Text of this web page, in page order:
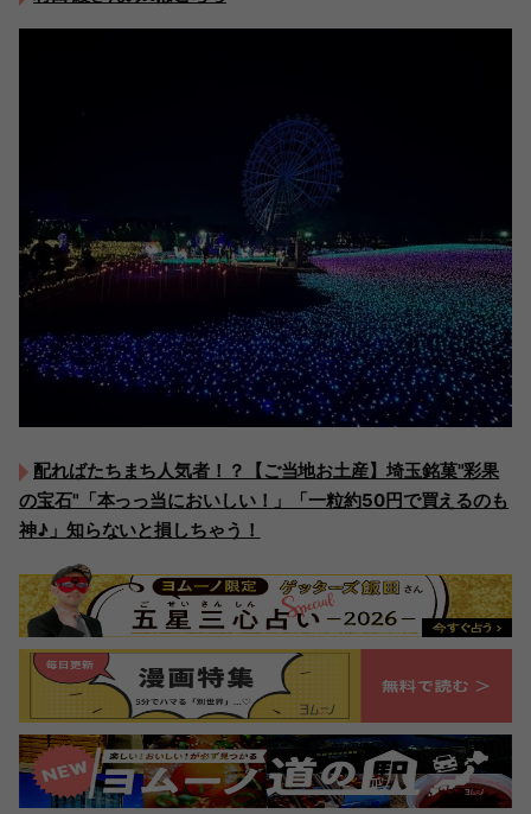
配ればたちまち人気者！？【ご当地お土産】埼玉銘菓"彩果
の宝石"「本っっ当においしい！」「一粒約50円で買えるのも
神♪」知らないと損しちゃう！